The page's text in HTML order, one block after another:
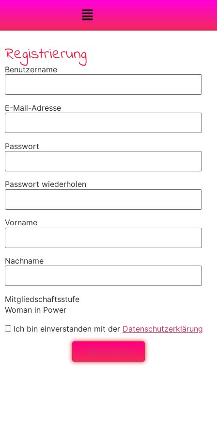
Registrierung
Benutzername
E-Mail-Adresse
Passwort
Passwort wiederholen
Vorname
Nachname
Mitgliedschaftsstufe
Woman in Power
Ich bin einverstanden mit der Datenschutzerklärung
Registrieren